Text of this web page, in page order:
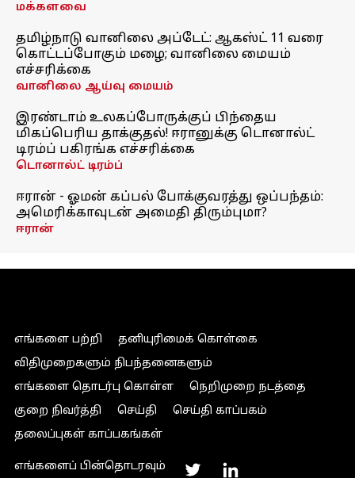
மக்களவை
தமிழ்நாடு வானிலை அப்டேட்: ஆகஸ்ட் 11 வரை
கொட்டப்போகும் மழை; வானிலை மையம்
எச்சரிக்கை
வானிலை ஆய்வு மையம்
இரண்டாம் உலகப்போருக்குப் பிந்தைய
மிகப்பெரிய தாக்குதல்! ஈரானுக்கு டொனால்ட்
டிரம்ப் பகிரங்க எச்சரிக்கை
டொனால்ட் டிரம்ப்
ஈரான் - ஓமன் கப்பல் போக்குவரத்து ஒப்பந்தம்:
அமெரிக்காவுடன் அமைதி திரும்புமா?
ஈரான்
எங்களை பற்றி
தனியுரிமைக் கொள்கை
விதிமுறைகளும் நிபந்தனைகளும்
எங்களை தொடர்பு கொள்ள
நெறிமுறை நடத்தை
குறை நிவர்த்தி
செய்தி
செய்தி காப்பகம்
தலைப்புகள் காப்பகங்கள்
எங்களைப் பின்தொடரவும்